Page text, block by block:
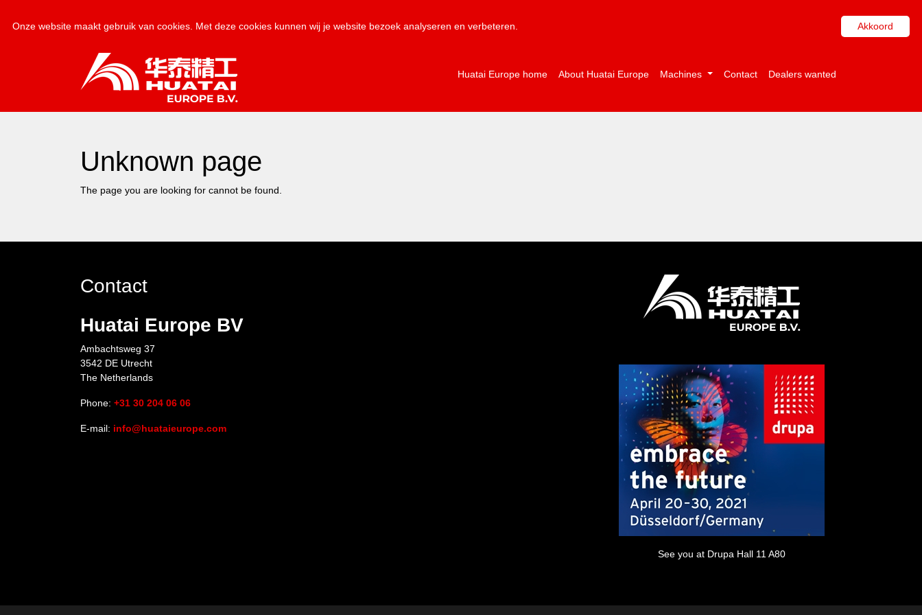
Huatai Europe home About Huatai Europe Machines Contact Dealers wanted
Unknown page
The page you are looking for cannot be found.
Contact
Huatai Europe BV
Ambachtsweg 37
3542 DE Utrecht
The Netherlands
Phone: +31 30 204 06 06
E-mail: info@huataieurope.com
See you at Drupa Hall 11 A80
Akkoord
Onze website maakt gebruik van cookies. Met deze cookies kunnen wij je website bezoek analyseren en verbeteren.